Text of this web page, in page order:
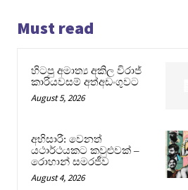
Must read
හිටපු අමාත්‍ය අකිල විරාජ්
කාරියවසම් අත්අඩංගුවට
August 5, 2026
අභිසාරී: වෙනත්
යථාර්ථයකට කවුළුවක් –
රොහාන් සමරජීව
August 4, 2026